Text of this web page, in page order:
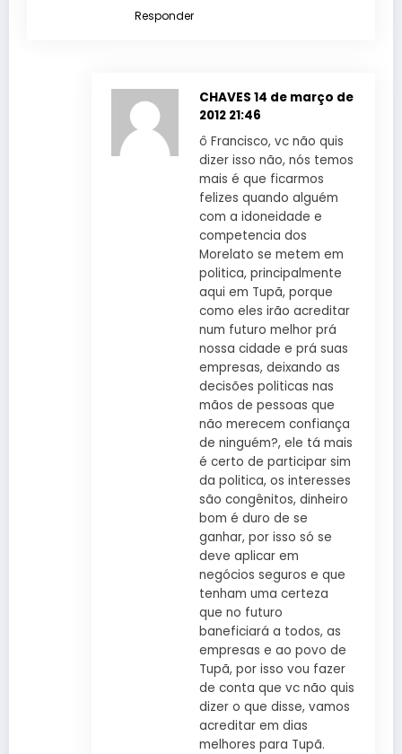
Responder
CHAVES 14 de março de
2012 21:46
ô Francisco, vc não quis
dizer isso não, nós temos
mais é que ficarmos
felizes quando alguém
com a idoneidade e
competencia dos
Morelato se metem em
politica, principalmente
aqui em Tupã, porque
como eles irão acreditar
num futuro melhor prá
nossa cidade e prá suas
empresas, deixando as
decisões politicas nas
mãos de pessoas que
não merecem confiança
de ninguém?, ele tá mais
é certo de participar sim
da politica, os interesses
são congênitos, dinheiro
bom é duro de se
ganhar, por isso só se
deve aplicar em
negócios seguros e que
tenham uma certeza
que no futuro
baneficiará a todos, as
empresas e ao povo de
Tupã, por isso vou fazer
de conta que vc não quis
dizer o que disse, vamos
acreditar em dias
melhores para Tupã.